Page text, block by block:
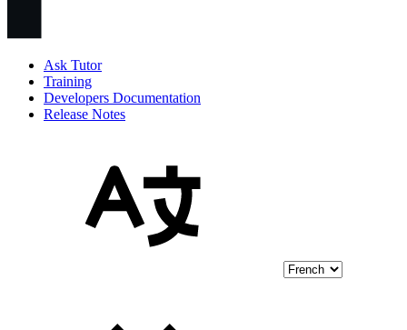
Ask Tutor
Training
Developers Documentation
Release Notes